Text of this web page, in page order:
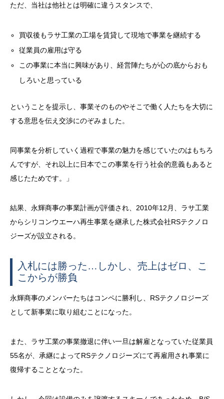
ただ、当社は他社とは明確に違うスタンスで、
買収後もラサ工業の工場を賃貸して現地で事業を継続する
従業員の雇用は守る
この事業に本当に興味があり、経営陣たちが心の底からおも
しろいと思っている
ということを提示し、事業そのものやそこで働く人たちを大切に
する意思を伝え交渉にのぞみました。
同事業を分析していく過程で事業の魅力を感じていたのはもちろ
んですが、それ以上に日本でこの事業を行う社会的意義もあると
感じたためです。」
結果、永輝商事の事業計画が評価され、2010年12月、ラサ工業
からシリコンウエーハ再生事業を継承した株式会社RSテクノロ
ジーズが設立される。
入札には勝った…しかし、売上はゼロ、こ
こからが勝負
永輝商事のメンバーたちはコンペに勝利し、RSテクノロジーズ
として新事業に取り組むことになった。
また、ラサ工業の事業撤退に伴い一旦は解雇となっていた従業員
55名が、承継によってRSテクノロジーズにて再雇用され事業に
復帰することとなった。